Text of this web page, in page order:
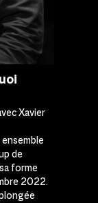
Xavier
de
forme
2022.